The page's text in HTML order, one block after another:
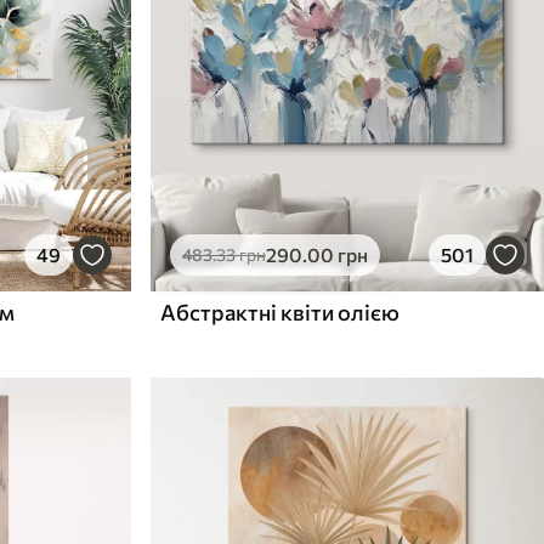
49 483.33грн290.00 грн 501
Абстрактні квіти олією